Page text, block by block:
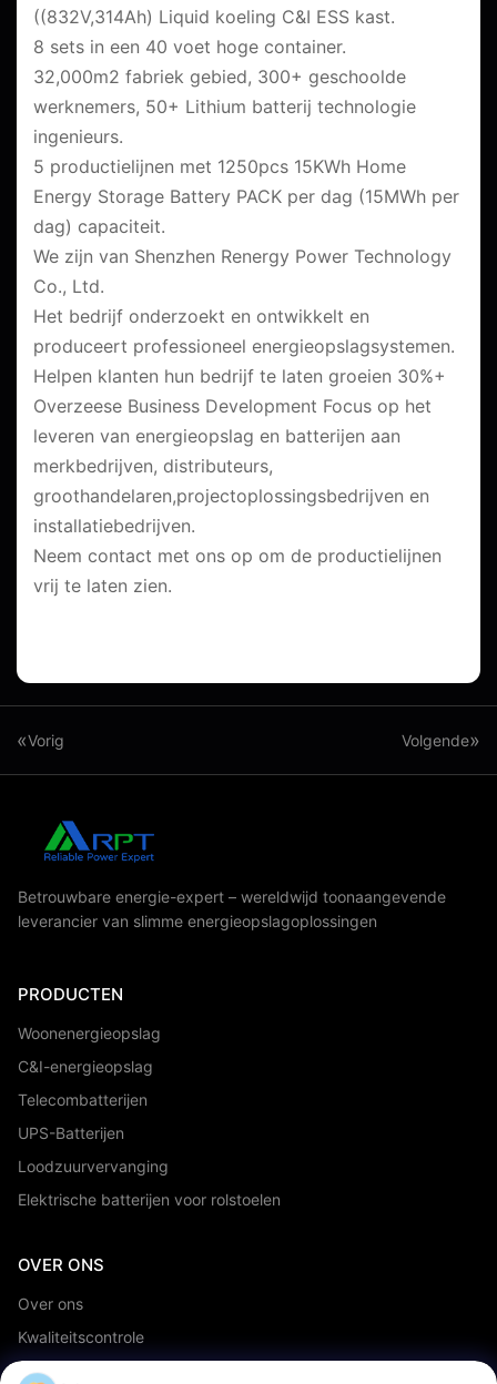
((832V,314Ah) Liquid koeling C&I ESS kast.
8 sets in een 40 voet hoge container.
32,000m2 fabriek gebied, 300+ geschoolde
werknemers, 50+ Lithium batterij technologie
ingenieurs.
5 productielijnen met 1250pcs 15KWh Home
Energy Storage Battery PACK per dag (15MWh per
dag) capaciteit.
We zijn van Shenzhen Renergy Power Technology
Co., Ltd.
Het bedrijf onderzoekt en ontwikkelt en
produceert professioneel energieopslagsystemen.
Helpen klanten hun bedrijf te laten groeien 30%+
Overzeese Business Development Focus op het
leveren van energieopslag en batterijen aan
merkbedrijven, distributeurs,
groothandelaren,projectoplossingsbedrijven en
installatiebedrijven.
Neem contact met ons op om de productielijnen
vrij te laten zien.
«Vorig Volgende»
Betrouwbare energie-expert – wereldwijd toonaangevende
leverancier van slimme energieopslagoplossingen
PRODUCTEN
Woonenergieopslag
C&I-energieopslag
Telecombatterijen
UPS-Batterijen
Loodzuurvervanging
Elektrische batterijen voor rolstoelen
OVER ONS
Over ons
Kwaliteitscontrole
OEM/ODM-service